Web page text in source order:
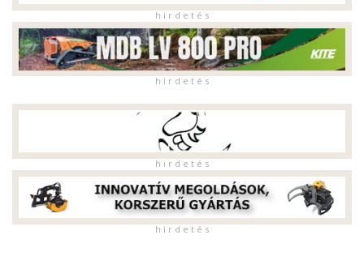
h i r d e t é s
h i r d e t é s
h i r d e t é s
h i r d e t é s